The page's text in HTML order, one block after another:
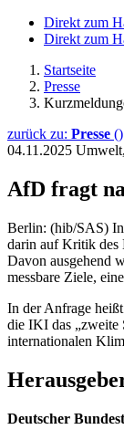
Direkt zum
Direkt zum
Startseite
Presse
zurück zu: Presse ()
04.11.2025
AfD fragt
Berlin: (hib/SAS)
darin auf Kritik des
Davon ausgehend
messbare Ziele,
In der Anfrage
die IKI das „zweite
internationalen
Deutscher